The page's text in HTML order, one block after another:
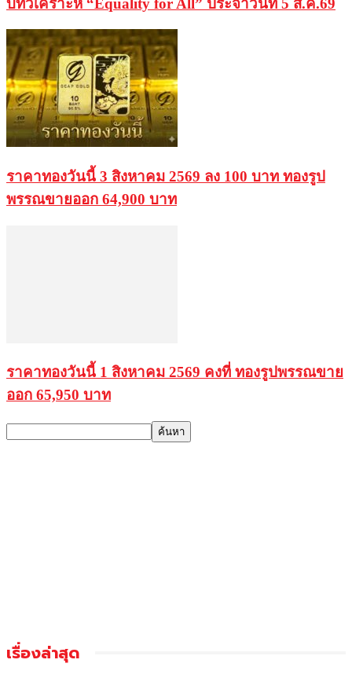
ราคาทองวันนี้ 3 สิงหาคม 2569 ลง 100 บาท ทองรูป
พรรณขายออก 64,900 บาท
ราคาทองวันนี้ 1 สิงหาคม 2569 คงที่ ทองรูปพรรณขาย
ออก 65,950 บาท
เรื่องล่าสุด